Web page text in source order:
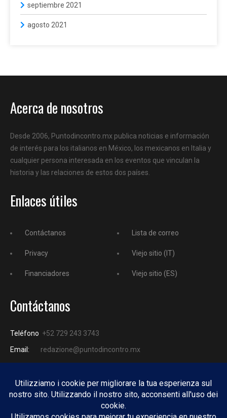
septiembre 2021
agosto 2021
Acerca de nosotros
Desde 2006, Puntodincontro.mx publica noticias e información
de interés para los italianos en México, los mexicanos en Italia y
cualquier persona interesada en los eventos que vinculan la
historia y las relaciones de estos dos países.
Enlaces útiles
Contáctanos
Privacy
Financiadores
Lista de correo
Viejo sitio (IT)
Viejo sitio (ES)
Contáctanos
Teléfono +52 729 243 3743
Email:
redazione@puntodincontro.mx
PUNTODINCONTRO